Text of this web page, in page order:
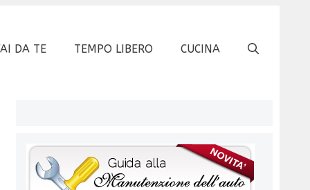
DA TE TEMPO LIBERO CUCINA